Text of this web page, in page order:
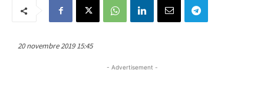
20 novembre 2019 15:45
- Advertisement -